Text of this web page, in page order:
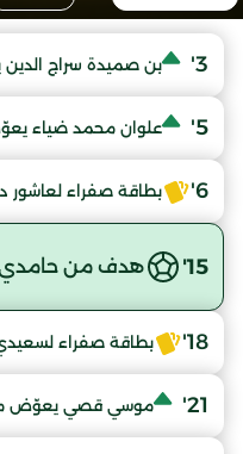
3' بن صميدة سراج
5' علوان محمد ضياء
6' بطاقة صفراء لعاشور
15' هدف من حامدي
18' بطاقة صفراء
21' موسي قصي يعوّض